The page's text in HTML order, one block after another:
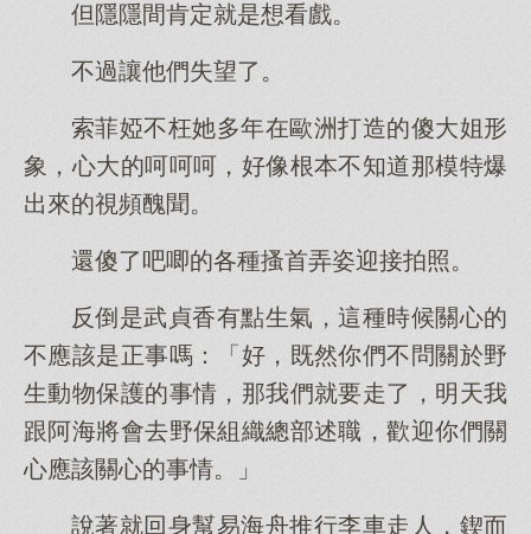
但隱隱間肯定就是想看戲。
不過讓他們失望了。
索菲婭不枉她多年在歐洲打造的傻大姐形
象，心大的呵呵呵，好像根本不知道那模特爆
出來的視頻醜聞。
還傻了吧唧的各種搔首弄姿迎接拍照。
反倒是武貞香有點生氣，這種時候關心的
不應該是正事嗎：「好，既然你們不問關於野
生動物保護的事情，那我們就要走了，明天我
跟阿海將會去野保組織總部述職，歡迎你們關
心應該關心的事情。」
說著就回身幫易海舟推行李車走人，鍥而